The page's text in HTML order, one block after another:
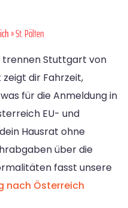
» St. Pölten
trennen Stuttgart von
dir Fahrzeit,
für die Anmeldung in
EU- und
Hausrat ohne
über die
fasst unsere
nach Österreich